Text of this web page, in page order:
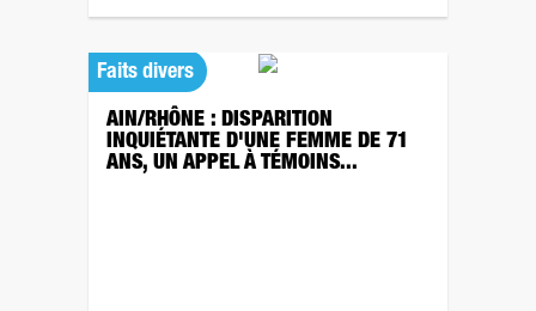
Faits divers
AIN/RHÔNE : DISPARITION
INQUIÉTANTE D'UNE FEMME DE 71
ANS, UN APPEL À TÉMOINS...